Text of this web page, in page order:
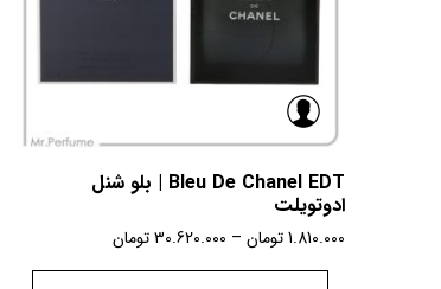
Bleu De Chanel EDT | بلو شنل
ادوتویلت
1.810.000تومان –
30.620.000تومان